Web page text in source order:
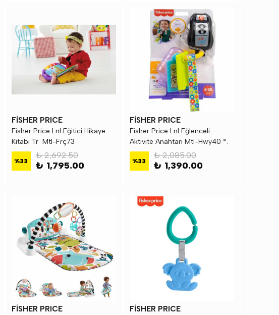
FİSHER PRICE
Fisher Price Lnl Eğitici Hikaye
Kitabı Tr Mtl-Frç73
%33
₺ 2,692.50
₺ 1,795.00
FİSHER PRICE
Fisher Price Lnl Eğlenceli
Aktivite Anahtari Mtl-Hwy40 *.
%33
₺ 2,085.00
₺ 1,390.00
FİSHER PRICE FİSHER PRICE